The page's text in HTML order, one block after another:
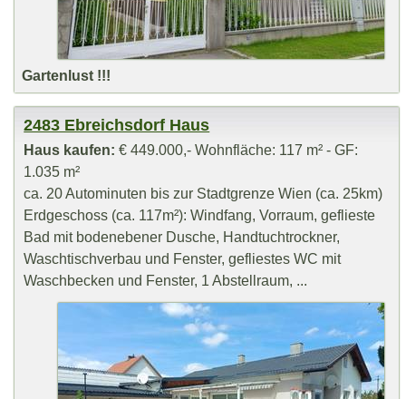
Gartenlust !!!
2483 Ebreichsdorf Haus
Haus kaufen: € 449.000,- Wohnfläche: 117 m² - GF:
1.035 m²
ca. 20 Autominuten bis zur Stadtgrenze Wien (ca. 25km)
Erdgeschoss (ca. 117m²): Windfang, Vorraum, geflieste
Bad mit bodenebener Dusche, Handtuchtrockner,
Waschtischverbau und Fenster, gefliestes WC mit
Waschbecken und Fenster, 1 Abstellraum, ...